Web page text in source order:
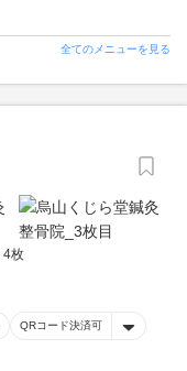
全てのメニューを見る
4枚
QRコード決済可